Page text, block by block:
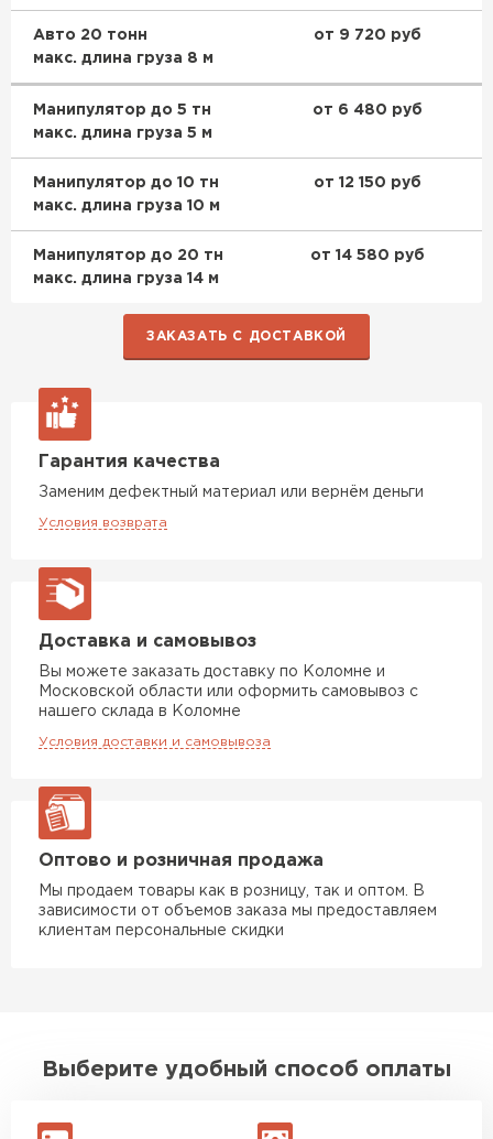
Авто 20 тонн
макс. длина груза 8 м
от 9 720 руб
Манипулятор до 5 тн
макс. длина груза 5 м
от 6 480 руб
Манипулятор до 10 тн
макс. длина груза 10 м
от 12 150 руб
Манипулятор до 20 тн
макс. длина груза 14 м
от 14 580 руб
ЗАКАЗАТЬ С ДОСТАВКОЙ
Гарантия качества
Заменим дефектный материал или вернём деньги
Условия возврата
Доставка и самовывоз
Вы можете заказать доставку по Коломне и
Московской области или оформить самовывоз с
нашего склада в Коломне
Условия доставки и самовывоза
Оптово и розничная продажа
Мы продаем товары как в розницу, так и оптом. В
зависимости от объемов заказа мы предоставляем
клиентам персональные скидки
Выберите удобный способ оплаты
Утеплитель Rockwool
ПЕРЕЙТИ
Утеплитель Ursa
Утеплитель Юматекс Термо
Утеплитель Неман
Сэндвич-панели
ПЕРЕЙТИ
ПЕРЕЙТИ
Утеплитель Izolife